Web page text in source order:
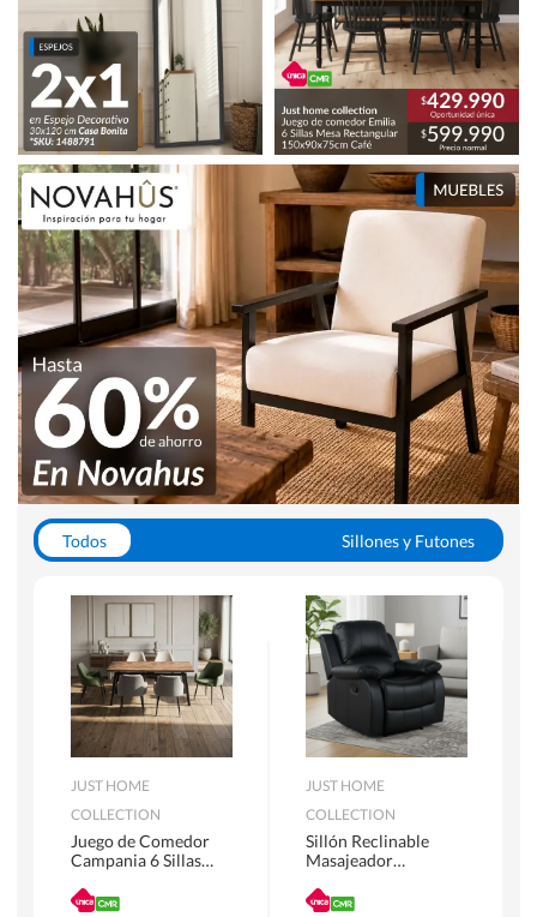
Todos
Sillones y Futones
Escritorios y Sillas PC
Racks y Muebles TV
Alfombras
JUST HOME
COLLECTION
Juego de Comedor
Campania 6 Sillas
180 x 90 x 76 cm
JUST HOME
COLLECTION
Sillón Reclinable
Masajeador
Atlanta 91x101x94